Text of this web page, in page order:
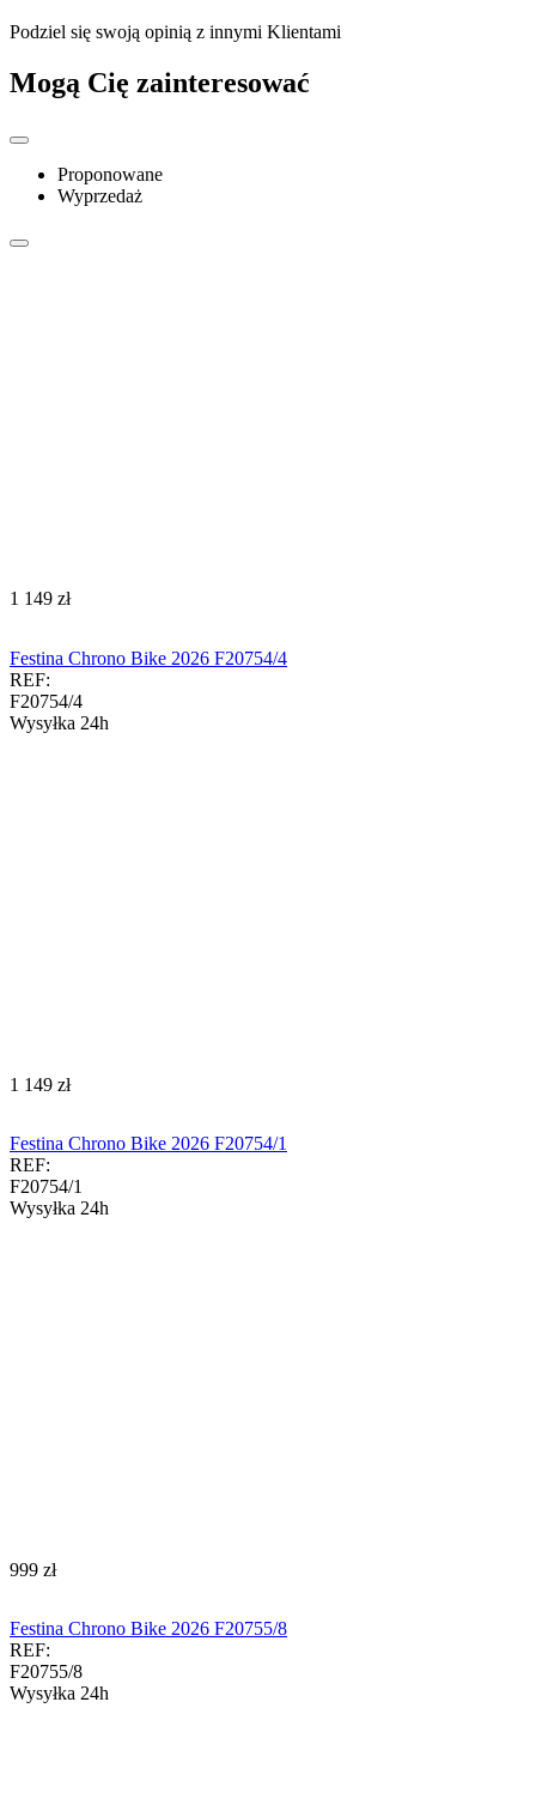
Podziel się swoją opinią z innymi Klientami
Mogą Cię zainteresować
Proponowane
Wyprzedaż
‍1 149‍ zł
Festina Chrono Bike 2026 F20754/4
REF:
F20754/4
Wysyłka 24h
‍1 149‍ zł
Festina Chrono Bike 2026 F20754/1
REF:
F20754/1
Wysyłka 24h
‍999‍ zł
Festina Chrono Bike 2026 F20755/8
REF:
F20755/8
Wysyłka 24h